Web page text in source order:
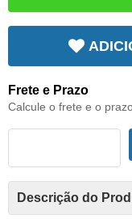
Frete e Prazo
Calcule o frete e o
Descrição do